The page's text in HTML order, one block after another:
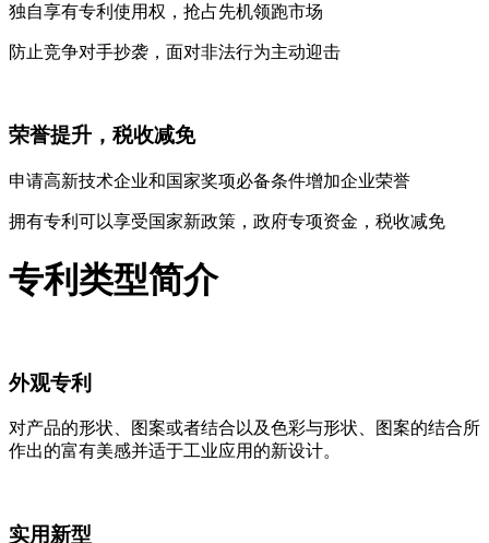
独自享有专利使用权，抢占先机领跑市场
防止竞争对手抄袭，面对非法行为主动迎击
荣誉提升，税收减免
申请高新技术企业和国家奖项必备条件增加企业荣誉
拥有专利可以享受国家新政策，政府专项资金，税收减免
专利类型简介
外观专利
对产品的形状、图案或者结合以及色彩与形状、图案的结合所
作出的富有美感并适于工业应用的新设计。
实用新型